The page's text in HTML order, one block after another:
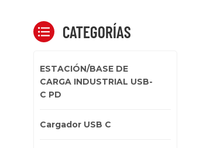
CATEGORÍAS
ESTACIÓN/BASE DE
CARGA INDUSTRIAL USB-
C PD
Cargador USB C